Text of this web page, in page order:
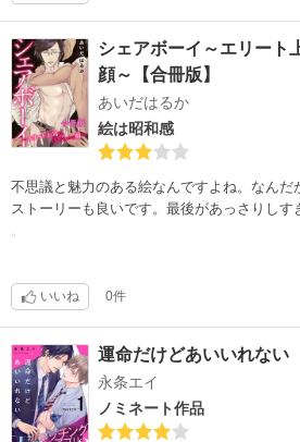
シェアボーイ～エリート
顔～【合冊版】
あいだはるか
絵は昭和感
不思議と魅力のある絵なんですよね。なんだ
ストーリーも良いです。最後があっさりしす
いいね 0件
運命だけどあいいれない
永条エイ
ノミネート作品